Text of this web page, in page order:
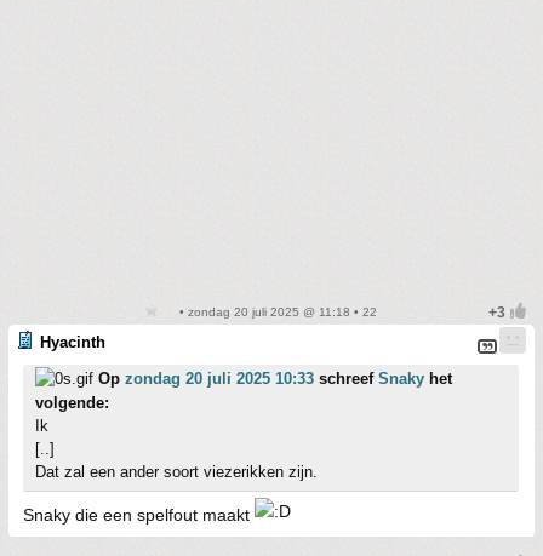
• zondag 20 juli 2025 @ 11:18 • 22
Hyacinth
Op zondag 20 juli 2025 10:33 schreef Snaky het
volgende:
Ik
[..]
Dat zal een ander soort viezerikken zijn.
Snaky die een spelfout maakt